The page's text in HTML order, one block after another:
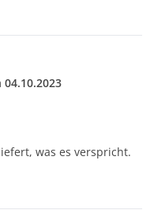
04.10.2023
was es verspricht.